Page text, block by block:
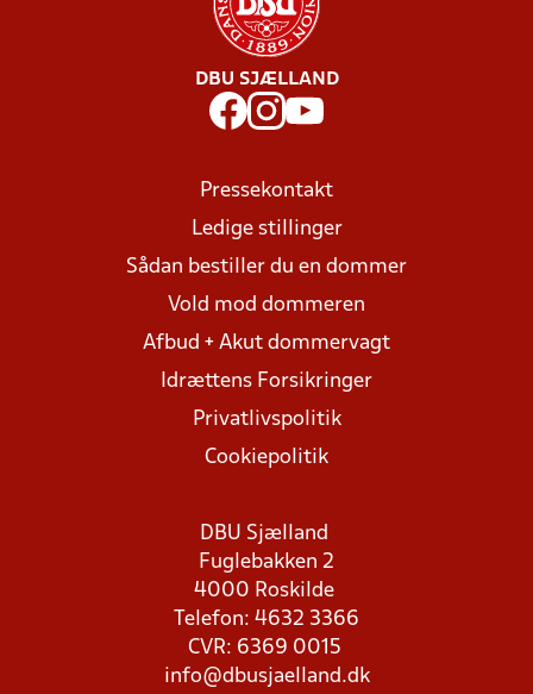
DBU SJÆLLAND
Pressekontakt
Ledige stillinger
Sådan bestiller du en dommer
Vold mod dommeren
Afbud + Akut dommervagt
Idrættens Forsikringer
Privatlivspolitik
Cookiepolitik
DBU Sjælland
Fuglebakken 2
4000 Roskilde
Telefon: 4632 3366
CVR: 6369 0015
info@dbusjaelland.dk